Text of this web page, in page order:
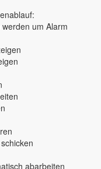
um Alarm
abarbeiten